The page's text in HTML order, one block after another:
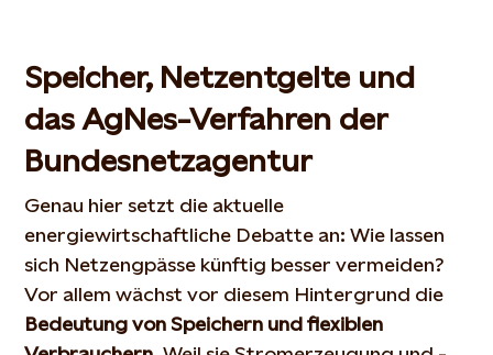
Speicher, Netzentgelte und
das AgNes-Verfahren der
Bundesnetzagentur
Genau hier setzt die aktuelle
energiewirtschaftliche Debatte an: Wie lassen
sich Netzengpässe künftig besser vermeiden?
Vor allem wächst vor diesem Hintergrund die
Bedeutung von Speichern und flexiblen